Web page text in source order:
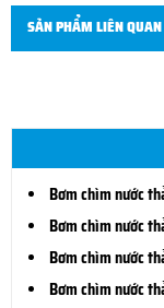
SẢN PHẨM LIÊN QUAN
Bơm chìm nước
Bơm chìm nước
Bơm chìm nước
Bơm chìm nước